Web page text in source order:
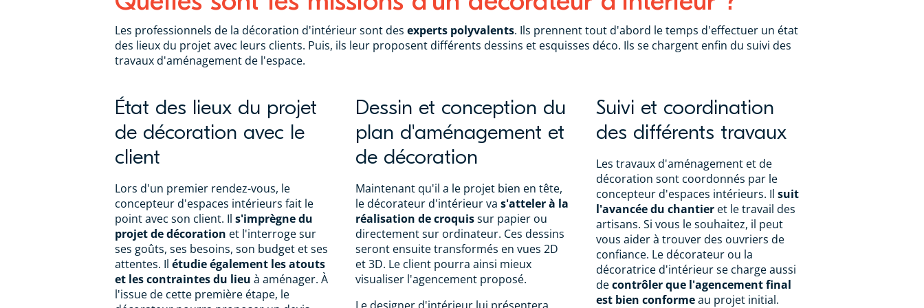
Les professionnels de la décoration d'intérieur sont des experts polyvalents. Ils prennent tout d'abord le temps d'effectuer un état
des lieux du projet avec leurs clients. Puis, ils leur proposent différents dessins et esquisses déco. Ils se chargent enfin du suivi des
travaux d'aménagement de l'espace.
État des lieux du projet
de décoration avec le
client
Lors d'un premier rendez-vous, le
concepteur d'espaces intérieurs fait le
point avec son client. Il s'imprègne du
projet de décoration et l'interroge sur
ses goûts, ses besoins, son budget et ses
attentes. Il étudie également les atouts
et les contraintes du lieu à aménager. À
l'issue de cette première étape, le
Dessin et conception du
plan d'aménagement et
de décoration
Maintenant qu'il a le projet bien en tête,
le décorateur d'intérieur va s'atteler à la
réalisation de croquissur papier ou
directement sur ordinateur. Ces dessins
seront ensuite transformés en vues 2D
et 3D. Le client pourra ainsi mieux
visualiser l'agencement proposé.
Le designer d'intérieur lui présentera
Suivi et coordination
des différents travaux
Les travaux d'aménagement et de
décoration sont coordonnés par le
concepteur d'espaces intérieurs. Il suit
l'avancée du chantier et le travail des
artisans. Si vous le souhaitez, il peut
vous aider à trouver des ouvriers de
confiance. Le décorateur ou la
décoratrice d'intérieur se charge aussi
decontrôler que l'agencement final
est bien conformeau projet initial.